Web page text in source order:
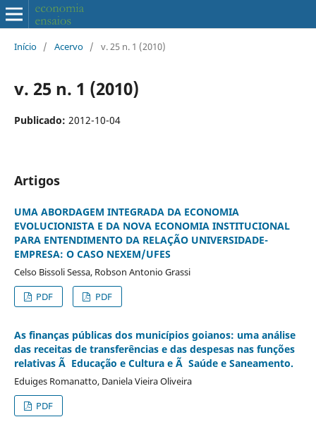
Início / Acervo / v. 25 n. 1 (2010)
v. 25 n. 1 (2010)
Publicado: 2012-10-04
Artigos
UMA ABORDAGEM INTEGRADA DA ECONOMIA
EVOLUCIONISTA E DA NOVA ECONOMIA INSTITUCIONAL
PARA ENTENDIMENTO DA RELAÇÃO UNIVERSIDADE-
EMPRESA: O CASO NEXEM/UFES
Celso Bissoli Sessa, Robson Antonio Grassi
PDF
PDF
As finanças públicas dos municípios goianos: uma análise
das receitas de transferências e das despesas nas funções
relativas Ã Educação e Cultura e Ã Saúde e Saneamento.
Eduiges Romanatto, Daniela Vieira Oliveira
PDF